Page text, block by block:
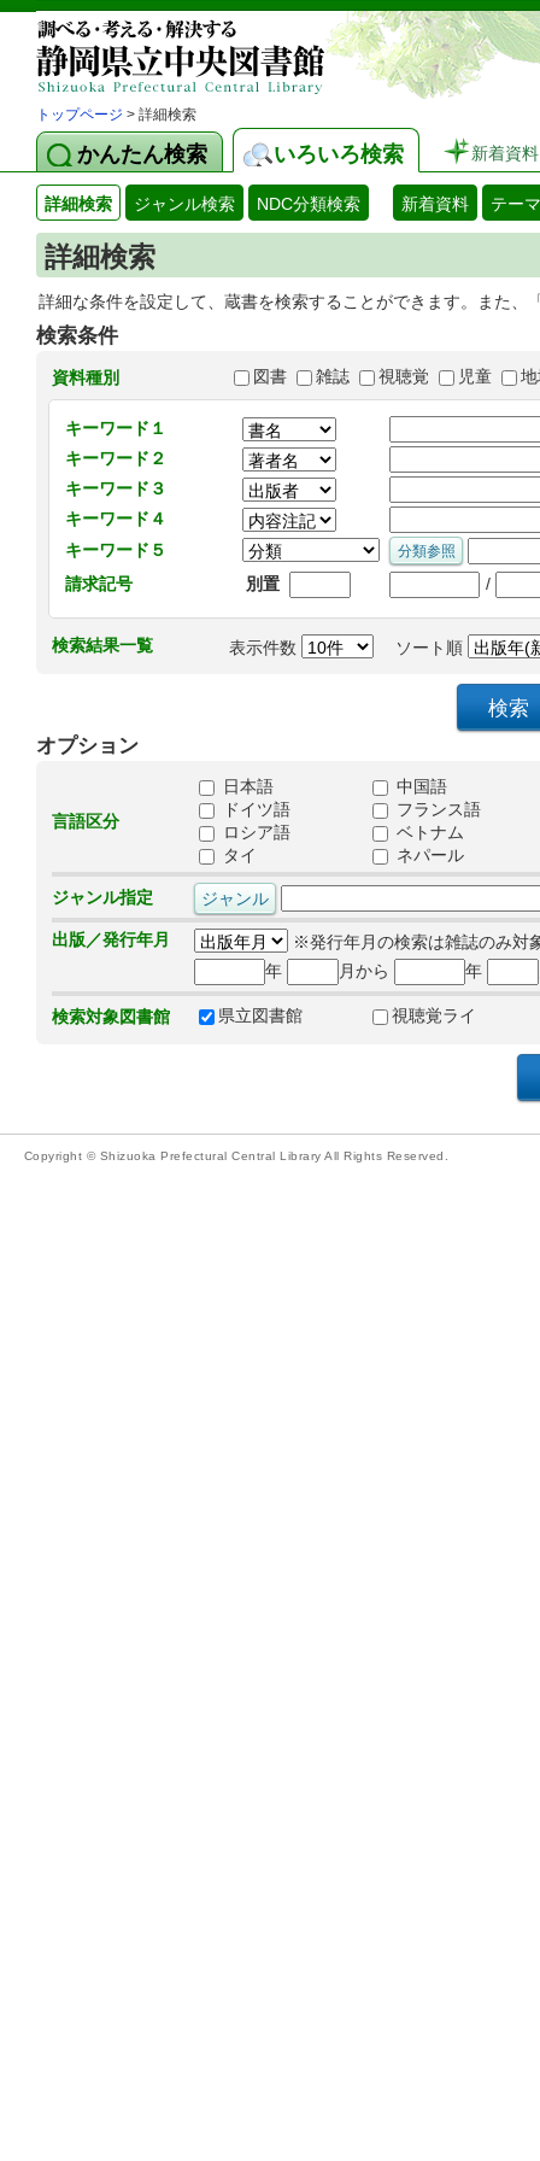
トップページ > 詳細検索
かんたん検索 いろいろ検索 新着資料
詳細検索 ジャンル検索 NDC分類検索 新着資料 テー
詳細検索
詳細な条件を設定して、蔵書を検索することができます。また
検索条件
資料種別 図書 雑誌 視聴覚 児童
キーワード１
キーワード２
キーワード３
キーワード４
キーワード５
請求記号
別置 /
検索結果一覧 表示件数 ソート順
オプション
言語区分
日本語
中国語
ドイツ語
フランス語
ロシア語
ベトナム
タイ
ネパール
ジャンル指定
出版／発行年月
※発行年月の検索は雑誌のみ対
年
月から 年
検索対象図書館 県立図書館 視聴覚ライ
Copyright © Shizuoka Prefectural Central Library All Rights Reserved.